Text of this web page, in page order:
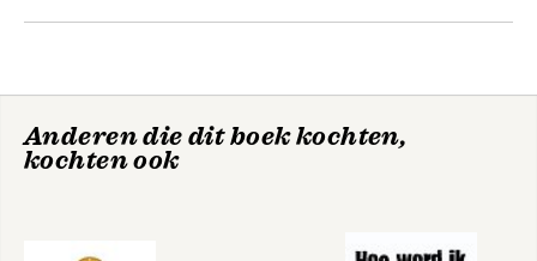
-Hoofdkenmerken van PCM
-Een model voor zelfkennis, zelfbewustheid en zelfbeheersing
-Levensposities, communicatie en miscommunicatie
Anderen die dit boek kochten,
kochten ook